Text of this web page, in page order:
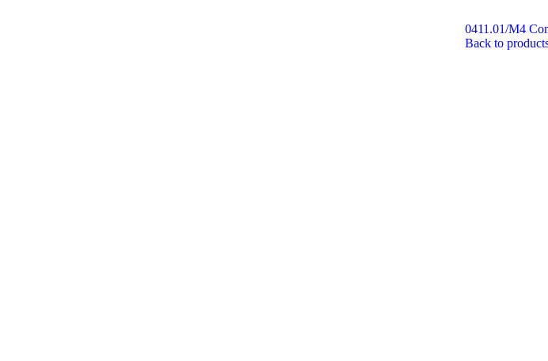
0411.01/M4
Back to